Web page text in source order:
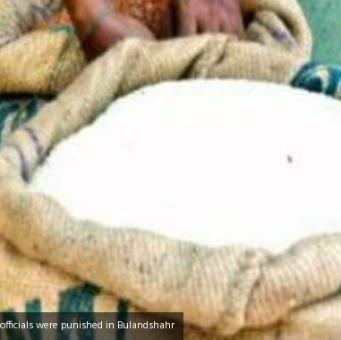
were punished in Bulandshahr